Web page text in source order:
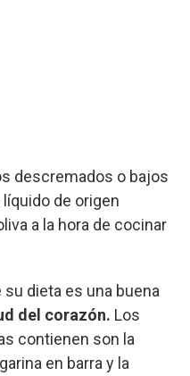
descremados o bajos
de origen
a la hora de cocinar
dieta es una buena
del corazón. Los
contienen son la
en barra y la